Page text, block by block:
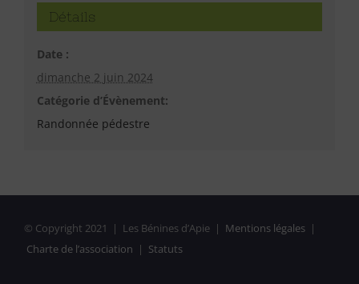
Détails
Date :
dimanche 2 juin 2024
Catégorie d’Évènement:
Randonnée pédestre
© Copyright 2021 | Les Bénines d’Apie | Mentions légales|
Charte de l’association | Statuts